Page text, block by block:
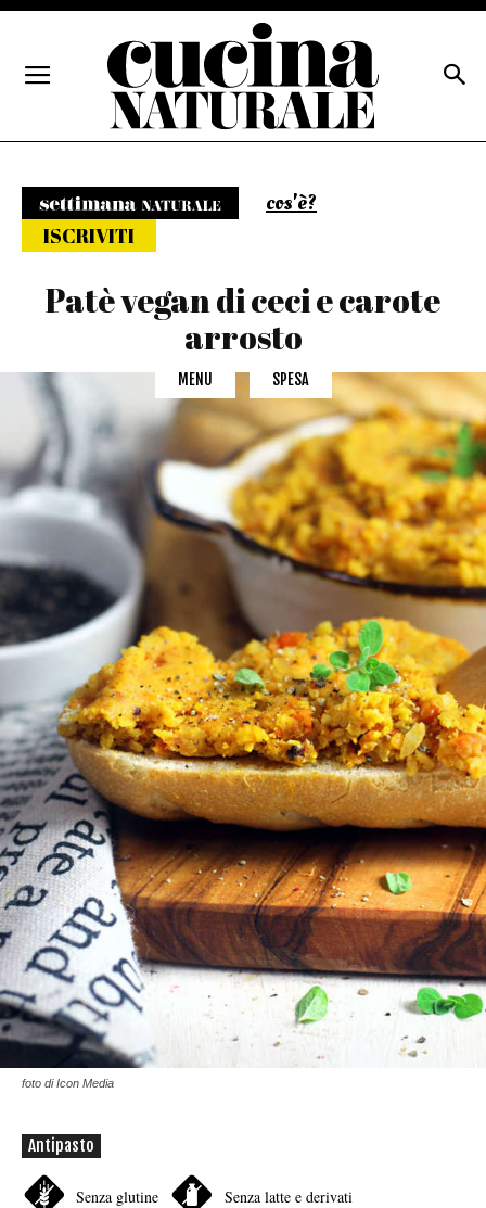
cos'è?
ISCRIVITI
Patè vegan di ceci e carote
arrosto
MENU SPESA
foto di Icon Media
Antipasto
Senza glutine Senza latte e derivati